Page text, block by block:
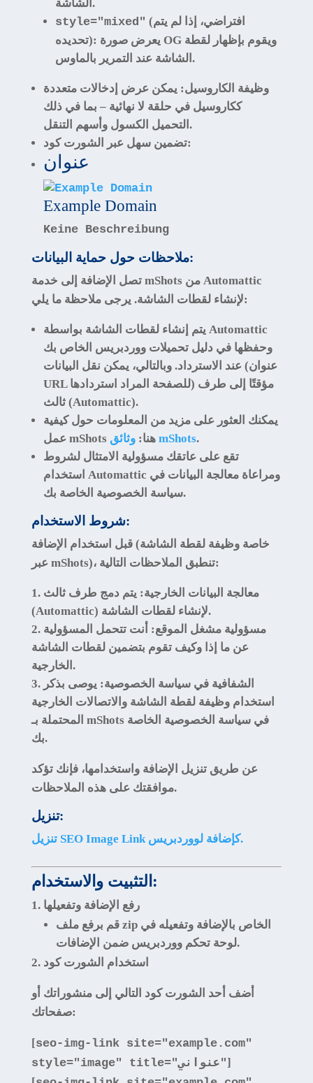
الشاشة.
style="mixed" (افتراضي، إذا لم يتم
تحديده): يعرض صورة OG ويقوم بإظهار لقطة
الشاشة عند التمرير بالماوس.
وظيفة الكاروسيل: يمكن عرض إدخالات متعددة
ككاروسيل في حلقة لا نهائية – بما في ذلك
التحميل الكسول وأسهم التنقل.
تضمين سهل عبر الشورت كود:
عنوان
Example Domain
Keine Beschreibung
ملاحظات حول حماية البيانات:
تصل الإضافة إلى خدمة mShots
لإنشاء لقطات الشاشة. يرجى ملاحظة ما يلي:
يتم إنشاء لقطات الشاشة بواسطة Automattic
وحفظها في دليل تحميلات ووردبريس الخاص بك
عند الاسترداد. وبالتالي، يمكن نقل البيانات (عنوان
URL للصفحة المراد استردادها) مؤقتًا إلى طرف
ثالث (Automattic).
يمكنك العثور على مزيد من المعلومات حول كيفية
عمل mShots هنا:وثائق mShots.
تقع على عاتقك مسؤولية الامتثال لشروط
استخدام Automattic ومراعاة معالجة البيانات في
سياسة الخصوصية الخاصة بك.
شروط الاستخدام:
قبل استخدام الإضافة (خاصة وظيفة لقطة الشاشة
عبر mShots)، تنطبق الملاحظات التالية:
معالجة البيانات الخارجية: يتم دمج طرف ثالث
(Automattic) لإنشاء لقطات الشاشة.
مسؤولية مشغل الموقع: أنت تتحمل المسؤولية
عن ما إذا وكيف تقوم بتضمين لقطات الشاشة
الخارجية.
الشفافية في سياسة الخصوصية: يوصى بذكر
استخدام وظيفة لقطة الشاشة والاتصالات الخارجية
المحتملة بـ mShots في سياسة الخصوصية الخاصة
بك.
عن طريق تنزيل الإضافة واستخدامها، فإنك تؤكد
موافقتك على هذه الملاحظات.
تنزيل:
تنزيل SEO Image Link كإضافة لووردبريس.
التثبيت والاستخدام:
رفع الإضافة وتفعيلها
قم برفع ملف zip الخاص بالإضافة وتفعيله في
لوحة تحكم ووردبريس ضمن الإضافات
.
استخدام الشورت كود
أضف أحد الشورت كود التالي إلى منشوراتك أو
صفحاتك:
[seo-img-link site="example.com"
style="image" title="عنواني"]